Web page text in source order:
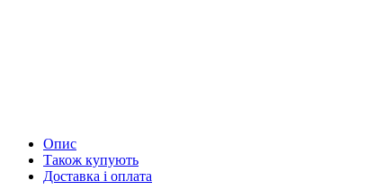
Опис
Також купують
Доставка і оплата